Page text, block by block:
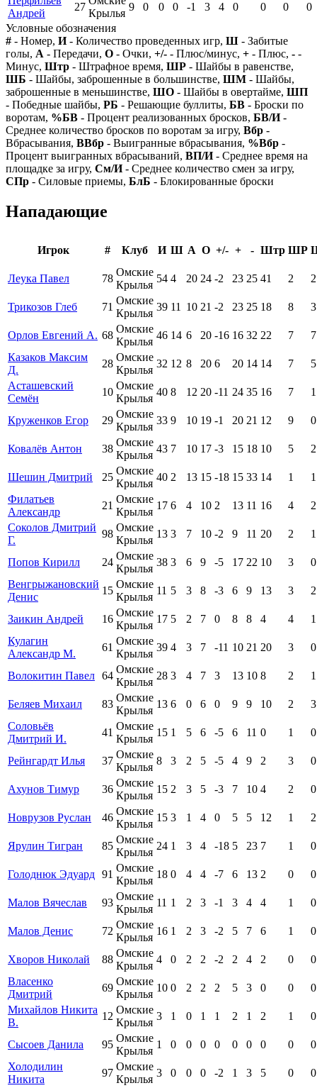
Андрей
27
Крылья
9 0 0 0 -1 3 4 0 0 0
0
Условные обозначения
# - Номер, И- Количество проведенных игр, Ш - Забитые
голы, А - Передачи, О - Очки, +/- - Плюс/минус, + - Плюс, - -
Минус, Штр - Штрафное время, ШР - Шайбы в равенстве,
ШБ - Шайбы, заброшенные в большинстве, ШМ - Шайбы,
заброшенные в меньшинстве, ШО - Шайбы в овертайме, ШП
- Победные шайбы, РБ - Решающие буллиты, БВ - Броски по
воротам, %БВ - Процент реализованных бросков, БВ/И-
Среднее количество бросков по воротам за игру, Вбр -
Вбрасывания, ВВбр - Выигранные вбрасывания, %Вбр -
Процент выигранных вбрасываний, ВП/И- Среднее время на
площадке за игру, См/И- Среднее количество смен за игру,
СПр - Силовые приемы, БлБ - Блокированные броски
Нападающие
Игрок # Клуб И Ш А О +/- + - Штр ШР
Леука Павел 78
Омские
Крылья
54 4 20 24 -2 23 25 41 2 2
Трикозов Глеб 71
Омские
Крылья
39 11 10 21 -2 23 25 18 8 3
Орлов Евгений А. 68
Омские
Крылья
46 14 6 20 -16 16 32 22 7
7
Казаков Максим
Д.
28
Омские
Крылья
32 12 8 20 6 20 14 14 7
5
Асташевский
Семён
10
Омские
Крылья
40 8 12 20 -11 24 35 16 7 1
Круженков Егор 29
Омские
Крылья
33 9 10 19 -1 20 21 12 9 0
Ковалёв Антон 38
Омские
Крылья
43 7 10 17 -3 15 18 10 5 2
Шешин Дмитрий 25
Омские
Крылья
40 2 13 15 -18 15 33 14 1
1
Филатьев
Александр
21
Омские
Крылья
17 6 4 10 2 13 11 16 4
2
Соколов Дмитрий
Г.
98
Омские
Крылья
13 3 7 10 -2 9 11 20 2 1
Попов Кирилл 24
Омские
Крылья
38 3 6 9 -5 17 22 10 3
0
Венгрыжановский
Денис
15
Омские
Крылья
11 5 3 8 -3 6 9 13 3 2
Заикин Андрей 16
Омские
Крылья
17 5 2 7 0 8 8 4 4
1
Кулагин
Александр М.
61
Омские
Крылья
39 4 3 7 -11 10 21 20 3 0
Волокитин Павел 64
Омские
Крылья
28 3 4 7 3 13 10 8 2 1
Беляев Михаил 83
Омские
Крылья
13 6 0 6 0 9 9 10 2
3
Соловьёв
Дмитрий И.
41
Омские
Крылья
15 1 5 6 -5 6 11 0 1 0
Рейнгардт Илья 37
Омские
Крылья
8 3 2 5 -5 4 9 2 3 0
Ахунов Тимур 36
Омские
Крылья
15 2 3 5 -3 7 10 4 2 0
Новрузов Руслан 46
Омские
Крылья
15 3 1 4 0 5 5 12 1 2
Ярулин Тигран 85
Омские
Крылья
24 1 3 4 -18 5 23 7 1 0
Голоднюк Эдуард 91
Омские
Крылья
18 0 4 4 -7 6 13 2 0 0
Малов Вячеслав 93
Омские
Крылья
11 1 2 3 -1 3 4 4 1 0
Малов Денис 72
Омские
Крылья
16 1 2 3 -2 5 7 6 1 0
Хворов Николай 88
Омские
Крылья
4 0 2 2 -2 2 4 2 0
0
Власенко
Дмитрий
69
Омские
Крылья
10 0 2 2 2 5 3 0 0
0
Михайлов Никита
В.
12
Омские
Крылья
3 1 0 1 1 2 1 2 1 0
Сысоев Данила 95
Омские
Крылья
1 0 0 0 0 0 0 0 0
0
Холодилин
Никита
97
Омские
Крылья
3 0 0 0 -2 1 3 5 0 0